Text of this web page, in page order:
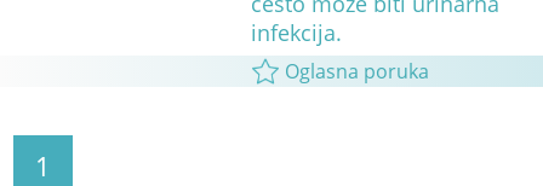
infekcija.
Oglasna poruka
1